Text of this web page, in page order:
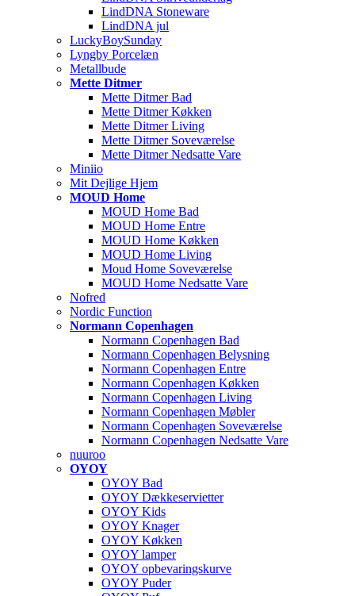
LindDNA Stoneware
LindDNA jul
LuckyBoySunday
Lyngby Porcelæn
Metallbude
Mette Ditmer
Mette Ditmer Bad
Mette Ditmer Køkken
Mette Ditmer Living
Mette Ditmer Soveværelse
Mette Ditmer Nedsatte Vare
Miniio
Mit Dejlige Hjem
MOUD Home
MOUD Home Bad
MOUD Home Entre
MOUD Home Køkken
MOUD Home Living
Moud Home Soveværelse
MOUD Home Nedsatte Vare
Nofred
Nordic Function
Normann Copenhagen
Normann Copenhagen Bad
Normann Copenhagen Belysning
Normann Copenhagen Entre
Normann Copenhagen Køkken
Normann Copenhagen Living
Normann Copenhagen Møbler
Normann Copenhagen Soveværelse
Normann Copenhagen Nedsatte Vare
nuuroo
OYOY
OYOY Bad
OYOY Dækkeservietter
OYOY Kids
OYOY Knager
OYOY Køkken
OYOY lamper
OYOY opbevaringskurve
OYOY Puder